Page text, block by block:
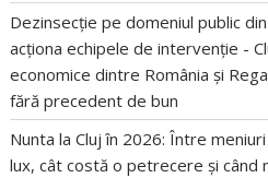
Dezinsecție pe domeniul public
acționa echipele de intervenție -
economice dintre România și
fără precedent de bun
Nunta la Cluj în 2026: Între
lux, cât costă o petrecere și când